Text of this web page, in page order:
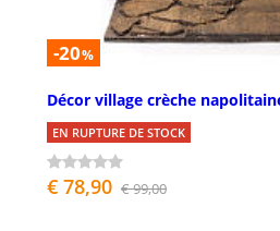
-20%
Décor village crèche
EN RUPTURE DE STOCK
€ 78,90 € 99,00